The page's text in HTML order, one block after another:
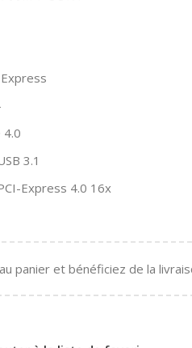
4.0
3.1
Express 4.0 16x
au panier et bénéficiez de la